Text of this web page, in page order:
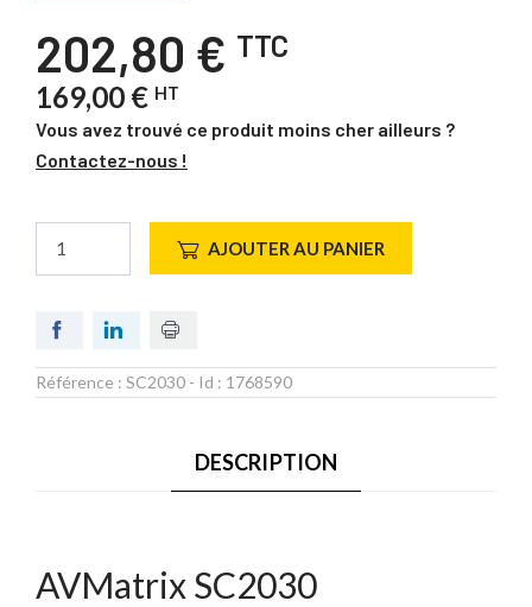
202,80 € TTC
169,00 € HT
Vous avez trouvé ce produit moins cher ailleurs ?
Contactez-nous !
AJOUTER AU PANIER
Référence : SC2030 - Id : 1768590
DESCRIPTION
AVMatrix SC2030